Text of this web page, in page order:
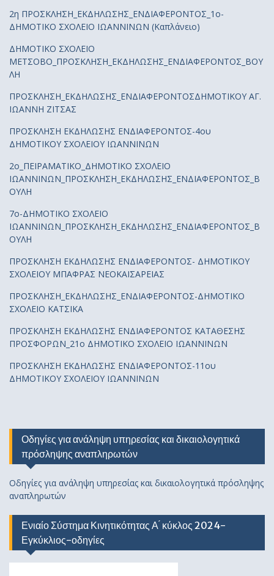
2η ΠΡΟΣΚΛΗΣΗ_ΕΚΔΗΛΩΣΗΣ_ΕΝΔΙΑΦΕΡΟΝΤΟΣ_1ο-
ΔΗΜΟΤΙΚΟ ΣΧΟΛΕΙΟ ΙΩΑΝΝΙΝΩΝ (Καπλάνειο)
ΔΗΜΟΤΙΚΟ ΣΧΟΛΕΙΟ
ΜΕΤΣΟΒΟ_ΠΡΟΣΚΛΗΣΗ_ΕΚΔΗΛΩΣΗΣ_ΕΝΔΙΑΦΕΡΟΝΤΟΣ_ΒΟΥ
ΛΗ
ΠΡΟΣΚΛΗΣΗ_ΕΚΔΗΛΩΣΗΣ_ΕΝΔΙΑΦΕΡΟΝΤΟΣΔΗΜΟΤΙΚΟΥ ΑΓ.
ΙΩΑΝΝΗ ΖΙΤΣΑΣ
ΠΡΟΣΚΛΗΣΗ ΕΚΔΗΛΩΣΗΣ ΕΝΔΙΑΦΕΡΟΝΤΟΣ-4ου
ΔΗΜΟΤΙΚΟΥ ΣΧΟΛΕΙΟΥ ΙΩΑΝΝΙΝΩΝ
2ο_ΠΕΙΡΑΜΑΤΙΚΟ_ΔΗΜΟΤΙΚΟ ΣΧΟΛΕΙΟ
ΙΩΑΝΝΙΝΩΝ_ΠΡΟΣΚΛΗΣΗ_ΕΚΔΗΛΩΣΗΣ_ΕΝΔΙΑΦΕΡΟΝΤΟΣ_Β
ΟΥΛΗ
7ο-ΔΗΜΟΤΙΚΟ ΣΧΟΛΕΙΟ
ΙΩΑΝΝΙΝΩΝ_ΠΡΟΣΚΛΗΣΗ_ΕΚΔΗΛΩΣΗΣ_ΕΝΔΙΑΦΕΡΟΝΤΟΣ_Β
ΟΥΛΗ
ΠΡΟΣΚΛΗΣΗ ΕΚΔΗΛΩΣΗΣ ΕΝΔΙΑΦΕΡΟΝΤΟΣ- ΔΗΜΟΤΙΚΟΥ
ΣΧΟΛΕΙΟΥ ΜΠΑΦΡΑΣ ΝΕΟΚΑΙΣΑΡΕΙΑΣ
ΠΡΟΣΚΛΗΣΗ_ΕΚΔΗΛΩΣΗΣ_ΕΝΔΙΑΦΕΡΟΝΤΟΣ-ΔΗΜΟΤΙΚΟ
ΣΧΟΛΕΙΟ ΚΑΤΣΙΚΑ
ΠΡΟΣΚΛΗΣΗ ΕΚΔΗΛΩΣΗΣ ΕΝΔΙΑΦΕΡΟΝΤΟΣ ΚΑΤΑΘΕΣΗΣ
ΠΡΟΣΦΟΡΩΝ_21ο ΔΗΜΟΤΙΚΟ ΣΧΟΛΕΙΟ ΙΩΑΝΝΙΝΩΝ
ΠΡΟΣΚΛΗΣΗ ΕΚΔΗΛΩΣΗΣ ΕΝΔΙΑΦΕΡΟΝΤΟΣ-11ου
ΔΗΜΟΤΙΚΟΥ ΣΧΟΛΕΙΟΥ ΙΩΑΝΝΙΝΩΝ
Οδηγίες για ανάληψη υπηρεσίας και δικαιολογητικά
πρόσληψης αναπληρωτών
Οδηγίες για ανάληψη υπηρεσίας και δικαιολογητικά πρόσληψης
αναπληρωτών
Ενιαίο Σύστημα Κινητικότητας Α ́ κύκλος 2024-
Εγκύκλιος-οδηγίες